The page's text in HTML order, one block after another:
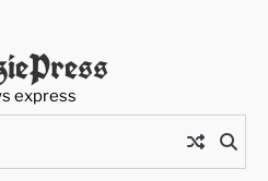
express